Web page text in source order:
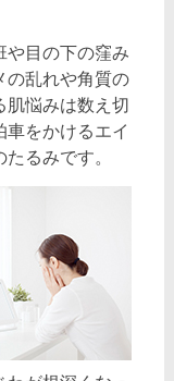
や目の下の窪み
の乱れや角質の
肌悩みは数え切
をかけるエイ
るみです。